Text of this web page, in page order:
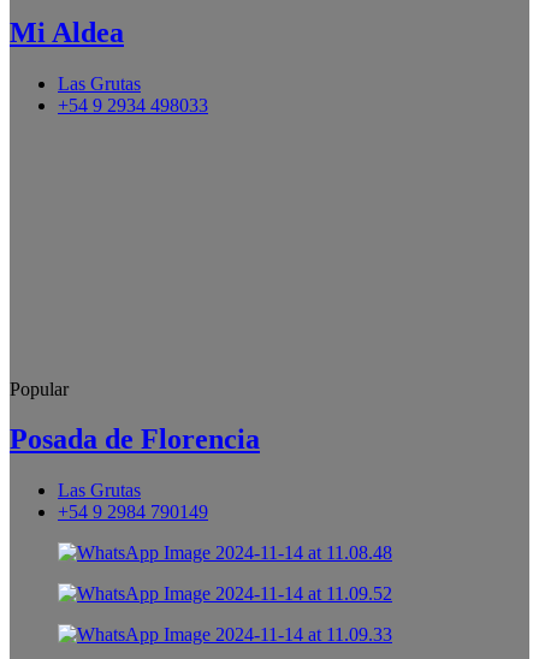
Mi Aldea
Las Grutas
+54 9 2934 498033
Popular
Posada de Florencia
Las Grutas
+54 9 2984 790149